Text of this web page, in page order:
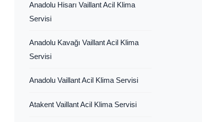
Anadolu Hisarı Vaillant Acil Klima
Servisi
Anadolu Kavağı Vaillant Acil Klima
Servisi
Anadolu Vaillant Acil Klima Servisi
Atakent Vaillant Acil Klima Servisi